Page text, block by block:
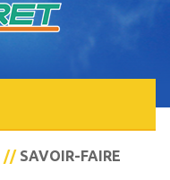
// SAVOIR-FAIRE